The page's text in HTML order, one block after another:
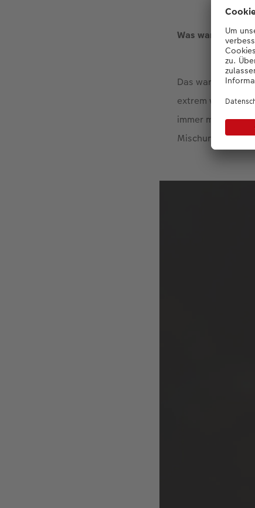
Was war dein
Das war, als ich
extrem wenige
immer mal einen
Mischung aus